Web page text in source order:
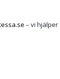
– vi